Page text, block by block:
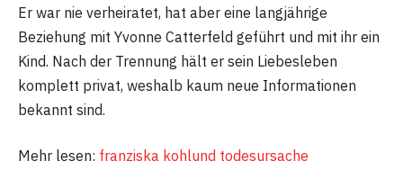
Er war nie verheiratet, hat aber eine langjährige
Beziehung mit Yvonne Catterfeld geführt und mit ihr ein
Kind. Nach der Trennung hält er sein Liebesleben
komplett privat, weshalb kaum neue Informationen
bekannt sind.
Mehr lesen: franziska kohlund todesursache